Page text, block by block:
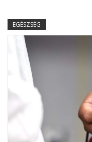
EGÉSZSÉG